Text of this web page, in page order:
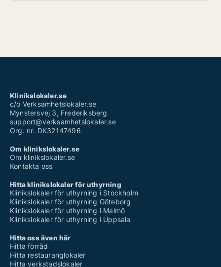
Klinikslokaler.se
c/o Verksamhetslokaler.se
Mynstersvej 3, Frederiksberg
support@verksamhetslokaler.se
Org. nr: DK32147496
Om klinikslokaler.se
Om klinikslokaler.se
Kontakta oss
Hitta klinikslokaler för uthyrning
Klinikslokaler för uthyrning i Stockholm
Klinikslokaler för uthyrning Göteborg
Klinikslokaler för uthyrning i Malmö
Klinikslokaler för uthyrning i Uppsala
Hitta oss även här
Hitta förråd
Hitta restauranglokaler
Hitta verkstadslokaler